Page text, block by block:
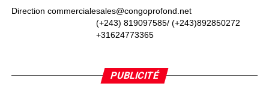
Direction commercialesales@congoprofond.net
(+243) 819097585/ (+243)892850272
+31624773365
PUBLICITÉ